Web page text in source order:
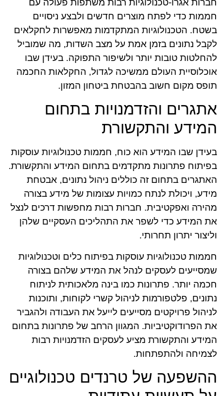
חברות אגרו-טכנולוגיות רבות משתפות פעולה עם
חממות כדי לפתח מוצרים חדשים ולבצע ניסויים
בשטח. הטכנולוגיות המתקדמות מאפשרות לחקלאים
לקבל נתונים בזמן אמת על מצב השדות, מה שמוביל
להחלטות טובות יותר ולשיפור התפוקה. בעידן שבו
אוכלוסיית העולם ממשיכה לגדול, החקלאות החכמה
תופס מקום חשוב בהבטחת ביטחון המזון.
אתגרים והזדמנויות בתחום
המידע והתקשורת
בעידן שבו המידע הוא כוח, חממות טכנולוגיות עוסקות
בפיתוח פתרונות מתקדמים בתחום המידע והתקשורת.
האתגרים בתחום זה כוללים ניהול נתונים, אבטחת
מידע, ויכולת לנתח כמויות עצומות של מידע בצורה
מהירה ואפקטיבית. חברות רבות מחפשות דרכים לנצל
את המידע כדי לשפר את התהליכים העסקיים שלהן
וליצור יתרון תחרותי.
חממות טכנולוגיות עוסקות בפיתוח כלים וטכנולוגיות
שמסייעים לעסקים לנהל את המידע שלהם בצורה
חכמה יותר. פתרונות כמו בינה מלאכותית לניתוח
נתונים, פלטפורמות לניהול קשרי לקוחות, ותוכנות
לניהול פרויקטים מסייעים לייעל את העבודה ולהגביר
את הפרודוקטיביות. המגוון הרחב של פתרונות בתחום
המידע והתקשורת מציע לעסקים הזדמנויות רבות
לצמיחה ולהתפתחות.
ההשפעה של טרנדים טכנולוגיים